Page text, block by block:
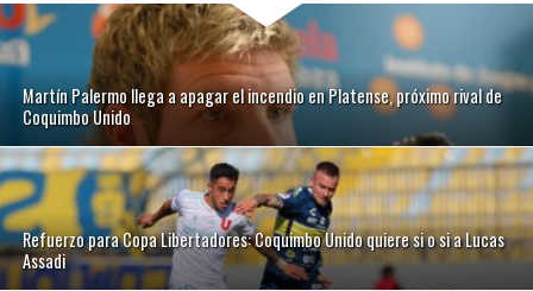
Martín Palermo llega a apagar el incendio en Platense, próximo rival de
Coquimbo Unido
Refuerzo para Copa Libertadores: Coquimbo Unido quiere si o si a Lucas
Assadi